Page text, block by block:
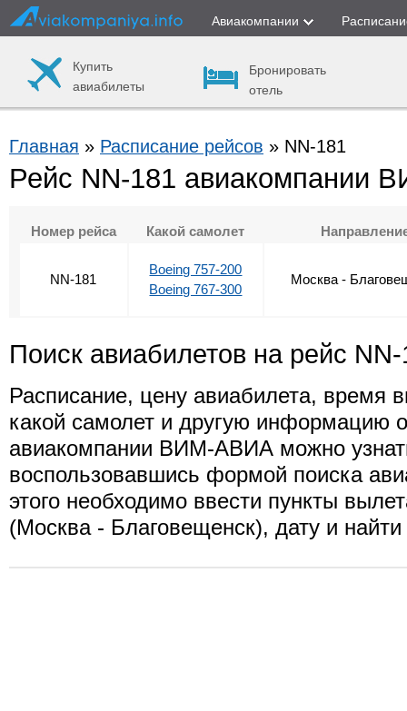
Авиакомпании
Купить
авиабилеты
Бронировать
отель
Главная » Расписание рейсов » NN-181
Рейс NN-181 авиакомпании
Номер рейса Какой самолет
NN-181
Boeing 757-200
Boeing 767-300
Москва -
Поиск авиабилетов на рейс
Расписание, цену авиабилета, время
какой самолет и другую информацию
авиакомпании ВИМ-АВИА можно
воспользовавшись формой поиска
этого необходимо ввести пункты
(Москва - Благовещенск), дату и